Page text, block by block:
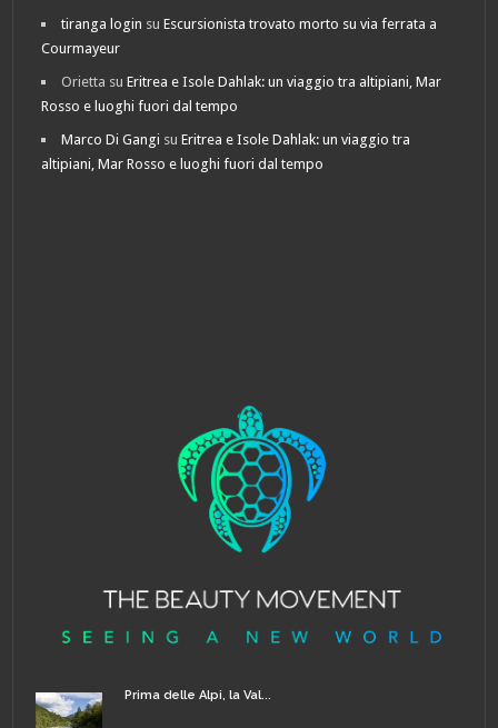
tiranga login suEscursionista trovato morto su via ferrata a
Courmayeur
Orietta suEritrea e Isole Dahlak: un viaggio tra altipiani, Mar
Rosso e luoghi fuori dal tempo
Marco Di Gangi suEritrea e Isole Dahlak: un viaggio tra
altipiani, Mar Rosso e luoghi fuori dal tempo
Prima delle Alpi, la Val...